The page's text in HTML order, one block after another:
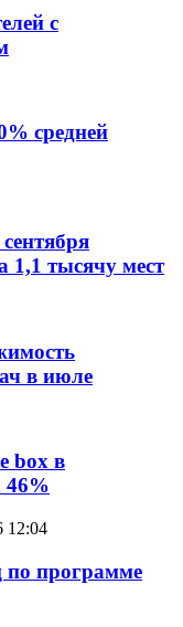
с
средней
1,1 тысячу мест
в июле
box в
46%
12:04
по программе